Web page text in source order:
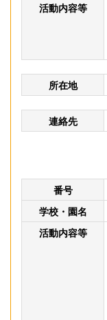
活動内容等
所在地
連絡先
番号
学校・園名
活動内容等